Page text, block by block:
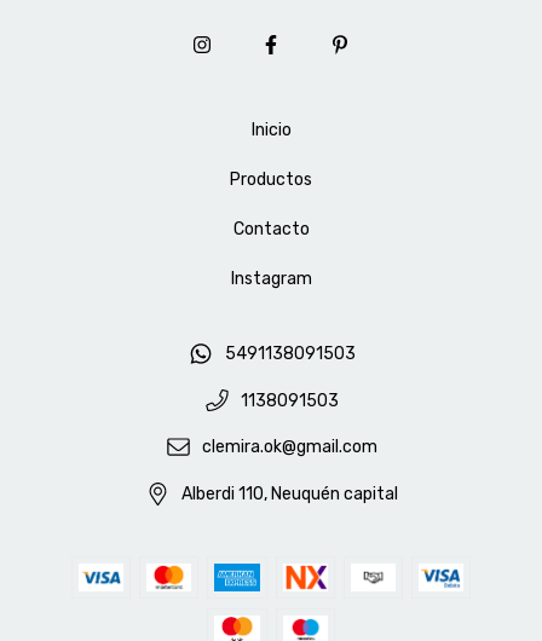
Inicio
Productos
Contacto
Instagram
5491138091503
1138091503
clemira.ok@gmail.com
Alberdi 110, Neuquén capital